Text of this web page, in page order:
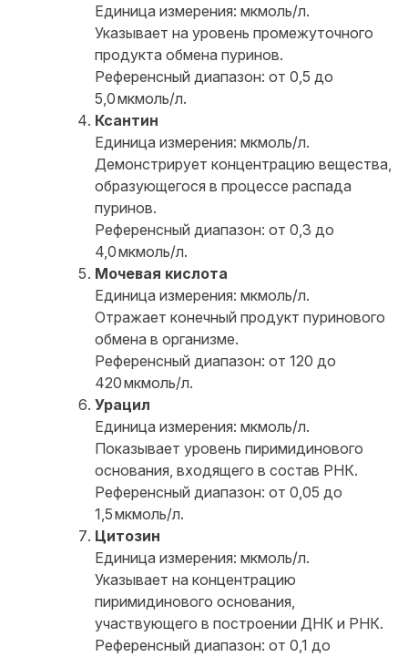
Единица измерения: мкмоль/л.
Указывает на уровень промежуточного
продукта обмена пуринов.
Референсный диапазон: от 0,5 до
5,0 мкмоль/л.
Ксантин
Единица измерения: мкмоль/л.
Демонстрирует концентрацию вещества,
образующегося в процессе распада
пуринов.
Референсный диапазон: от 0,3 до
4,0 мкмоль/л.
Мочевая кислота
Единица измерения: мкмоль/л.
Отражает конечный продукт пуринового
обмена в организме.
Референсный диапазон: от 120 до
420 мкмоль/л.
Урацил
Единица измерения: мкмоль/л.
Показывает уровень пиримидинового
основания, входящего в состав РНК.
Референсный диапазон: от 0,05 до
1,5 мкмоль/л.
Цитозин
Единица измерения: мкмоль/л.
Указывает на концентрацию
пиримидинового основания,
участвующего в построении ДНК и РНК.
Референсный диапазон: от 0,1 до